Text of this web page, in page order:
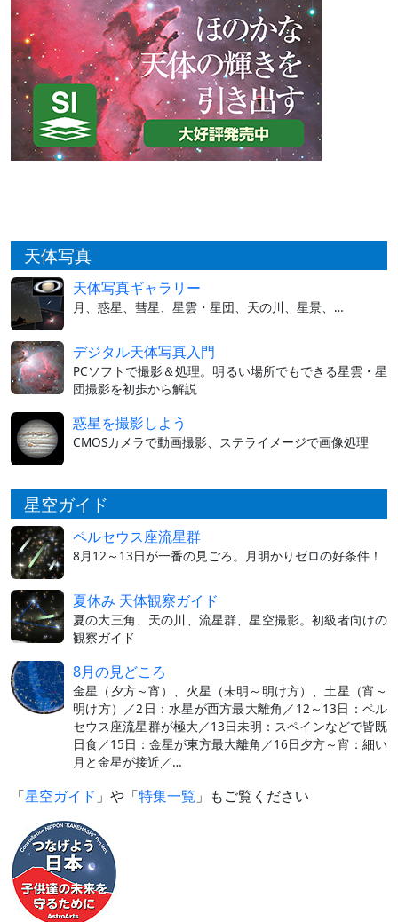
天体写真
天体写真ギャラリー
月、惑星、彗星、星雲・星団、天の川、星景、…
デジタル天体写真入門
PCソフトで撮影＆処理。明るい場所でもできる星雲・星
団撮影を初歩から解説
惑星を撮影しよう
CMOSカメラで動画撮影、ステライメージで画像処理
星空ガイド
ペルセウス座流星群
8月12～13日が一番の見ごろ。月明かりゼロの好条件！
夏休み 天体観察ガイド
夏の大三角、天の川、流星群、星空撮影。初級者向けの
観察ガイド
8月の見どころ
金星（夕方～宵）、火星（未明～明け方）、土星（宵～
明け方）／2日：水星が西方最大離角／12～13日：ペル
セウス座流星群が極大／13日未明：スペインなどで皆既
日食／15日：金星が東方最大離角／16日夕方～宵：細い
月と金星が接近／…
「星空ガイド 」や「特集一覧 」もご覧ください